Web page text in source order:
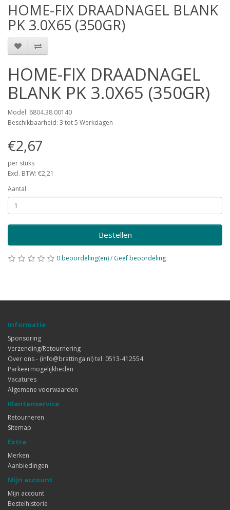
HOME-FIX DRAADNAGEL BLANK
PK 3.0X65 (350GR)
HOME-FIX DRAADNAGEL
BLANK PK 3.0X65 (350GR)
Model: 6804.38.00140
Beschikbaarheid: 3 tot 5 Werkdagen
€2,67
per stuks
Excl. BTW: €2,21
Aantal
Bestellen
0 beoordeling(en)/ Geef beoordeling
Informatie
Sponsoring
Verzending/Retournering
Over ons - (info@brattinga.nl) tel: 0513-412554
Parkeermogelijkheden
Vacatures
Algemene voorwaarden
Klantenservice
Retourneren
Sitemap
Extra
Merken
Aanbiedingen
Mijn account
Mijn account
Bestelhistorie